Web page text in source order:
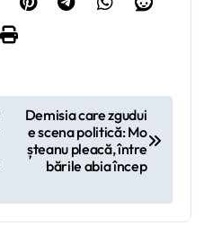
Demisia care zgudui
e scena politică: Mo
șteanu pleacă, între
bările abia încep